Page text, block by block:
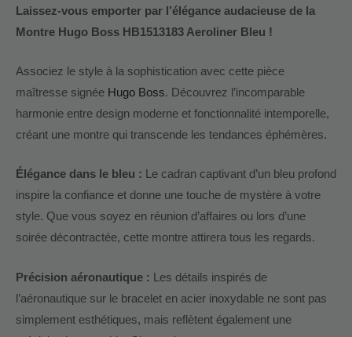
Laissez-vous emporter par l’élégance audacieuse de la
Montre Hugo Boss HB1513183 Aeroliner Bleu !
Associez le style à la sophistication avec cette pièce
maîtresse signée Hugo Boss. Découvrez l’incomparable
harmonie entre design moderne et fonctionnalité intemporelle,
créant une montre qui transcende les tendances éphémères.
Élégance dans le bleu : Le cadran captivant d’un bleu profond
inspire la confiance et donne une touche de mystère à votre
style. Que vous soyez en réunion d’affaires ou lors d’une
soirée décontractée, cette montre attirera tous les regards.
Précision aéronautique : Les détails inspirés de
l’aéronautique sur le bracelet en acier inoxydable ne sont pas
simplement esthétiques, mais reflètent également une